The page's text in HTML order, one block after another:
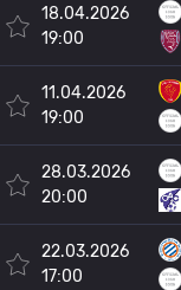
18.04.2026
19:00
11.04.2026
19:00
28.03.2026
20:00
22.03.2026
17:00